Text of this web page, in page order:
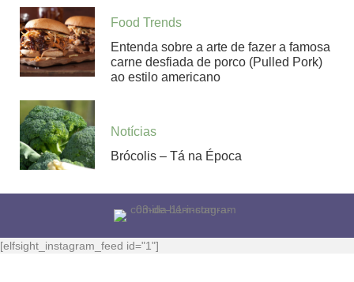
Food Trends
Entenda sobre a arte de fazer a famosa
carne desfiada de porco (Pulled Pork)
ao estilo americano
Notícias
Brócolis – Tá na Época
[elfsight_instagram_feed id="1"]